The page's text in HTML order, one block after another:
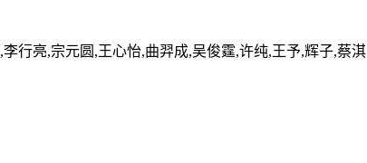
行亮,宗元圆,王心怡,曲羿成,吴俊霆,许纯,王予,辉子,蔡淇